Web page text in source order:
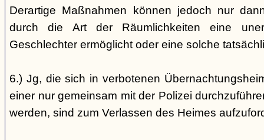
Derartige Maßnahmen können jedoch nur
durch die Art der Räumlichkeiten eine
Geschlechter ermöglicht oder eine solche
6.) Jg, die sich in verbotenen
einer nur gemeinsam mit der Polizei
werden, sind zum Verlassen des Heimes